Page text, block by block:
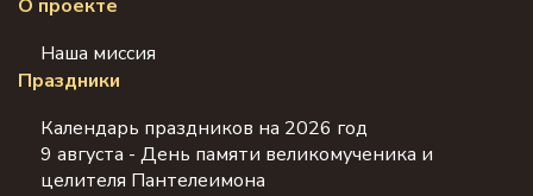
О проекте
Наша миссия
Праздники
Календарь праздников на 2026 год
9 августа - День памяти великомученика и
целителя Пантелеимона